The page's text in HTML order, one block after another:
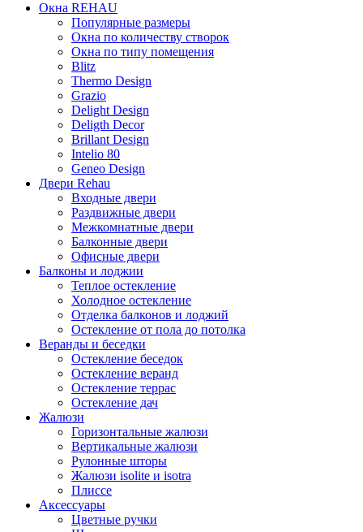
Окна REHAU
Популярные размеры
Окна по количеству створок
Окна по типу помещения
Blitz
Thermo Design
Grazio
Delight Design
Deligth Decor
Brillant Design
Intelio 80
Geneo Design
Двери Rehau
Входные двери
Раздвижные двери
Межкомнатные двери
Балконные двери
Офисные двери
Балконы и лоджии
Теплое остекление
Холодное остекление
Отделка балконов и лоджий
Остекление от пола до потолка
Веранды и беседки
Остекление беседок
Остекление веранд
Остекление террас
Остекление дач
Жалюзи
Горизонтальные жалюзи
Вертикальные жалюзи
Рулонные шторы
Жалюзи isolite и isotra
Плиссе
Аксессуары
Цветные ручки